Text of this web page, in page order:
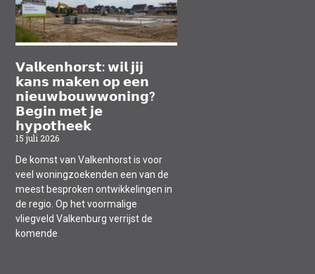
𝗩𝗮𝗹𝗸𝗲𝗻𝗵𝗼𝗿𝘀𝘁: 𝘄𝗶𝗹 𝗷𝗶𝗷
𝗸𝗮𝗻𝘀 𝗺𝗮𝗸𝗲𝗻 𝗼𝗽 𝗲𝗲𝗻
𝗻𝗶𝗲𝘂𝘄𝗯𝗼𝘂𝘄𝘄𝗼𝗻𝗶𝗻𝗴?
𝗕𝗲𝗴𝗶𝗻 𝗺𝗲𝘁 𝗷𝗲
𝗵𝘆𝗽𝗼𝘁𝗵𝗲𝗲𝗸
15 juli 2026
De komst van Valkenhorst is voor
veel woningzoekenden een van de
meest besproken ontwikkelingen in
de regio. Op het voormalige
vliegveld Valkenburg verrijst de
komende